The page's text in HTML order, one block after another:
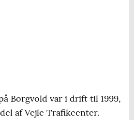
Borgvold var i drift til 1999,
af Vejle Trafikcenter.